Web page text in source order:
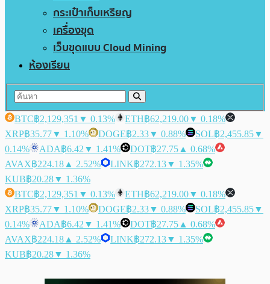
กระเป๋าเก็บเหรียญ
เครื่องขุด
เว็บขุดแบบ Cloud Mining
ห้องเรียน
BTC฿2,129,351 ▼ 0.13% ETH฿62,219.00▼ 0.18%
XRP฿35.77▼ 1.10% DOGE฿2.33▼ 0.88% SOL฿2,455.85▼
0.14%
ADA฿6.42 ▼ 1.41% DOT฿27.75 ▲ 0.68%
AVAX฿224.18 ▲ 2.52% LINK฿272.13▼ 1.35%
KUB฿20.28▼ 1.36%
BTC฿2,129,351 ▼ 0.13% ETH฿62,219.00▼ 0.18%
XRP฿35.77▼ 1.10% DOGE฿2.33▼ 0.88% SOL฿2,455.85▼
0.14%
ADA฿6.42 ▼ 1.41% DOT฿27.75 ▲ 0.68%
AVAX฿224.18 ▲ 2.52% LINK฿272.13▼ 1.35%
KUB฿20.28▼ 1.36%